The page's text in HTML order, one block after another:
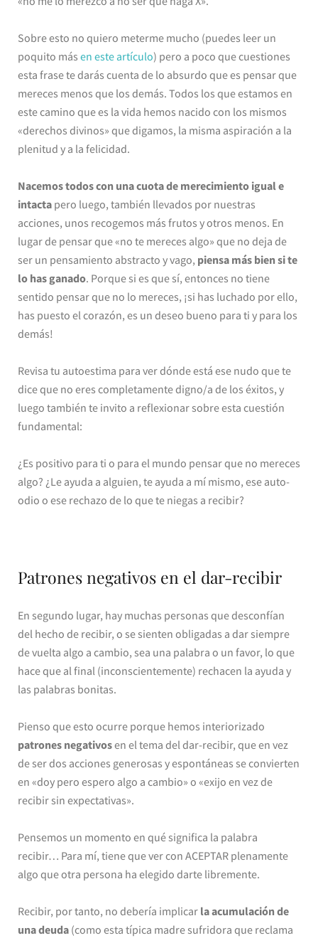
Sobre esto no quiero meterme mucho (puedes leer un
poquito más en este artículo) pero a poco que cuestiones
esta frase te darás cuenta de lo absurdo que es pensar que
mereces menos que los demás. Todos los que estamos en
este camino que es la vida hemos nacido con los mismos
«derechos divinos» que digamos, la misma aspiración a la
plenitud y a la felicidad.
Nacemos todos con una cuota de merecimiento igual e
intacta pero luego, también llevados por nuestras
acciones, unos recogemos más frutos y otros menos. En
lugar de pensar que «no te mereces algo» que no deja de
ser un pensamiento abstracto y vago, piensa más bien si te
lo has ganado. Porque si es que sí, entonces no tiene
sentido pensar que no lo mereces, ¡si has luchado por ello,
has puesto el corazón, es un deseo bueno para ti y para los
demás!
Revisa tu autoestima para ver dónde está ese nudo que te
dice que no eres completamente digno/a de los éxitos, y
luego también te invito a reflexionar sobre esta cuestión
fundamental:
¿Es positivo para ti o para el mundo pensar que no mereces
algo? ¿Le ayuda a alguien, te ayuda a mí mismo, ese auto-
odio o ese rechazo de lo que te niegas a recibir?
Patrones negativos en el dar-recibir
En segundo lugar, hay muchas personas que desconfían
del hecho de recibir, o se sienten obligadas a dar siempre
de vuelta algo a cambio, sea una palabra o un favor, lo que
hace que al final (inconscientemente) rechacen la ayuda y
las palabras bonitas.
Pienso que esto ocurre porque hemos interiorizado
patrones negativosen el tema del dar-recibir, que en vez
de ser dos acciones generosas y espontáneas se convierten
en «doy pero espero algo a cambio» o «exijo en vez de
recibir sin expectativas».
Pensemos un momento en qué significa la palabra
recibir… Para mí, tiene que ver con ACEPTAR plenamente
algo que otra persona ha elegido darte libremente.
Recibir, por tanto, no debería implicar la acumulación de
una deuda (como esta típica madre sufridora que reclama